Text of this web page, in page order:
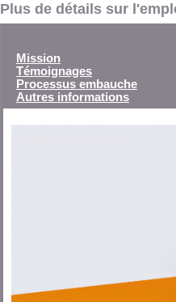
Plus de détails sur
Mission
Témoignages
Processus embauche
Autres informations